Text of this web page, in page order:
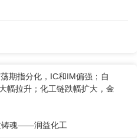
期指分化，IC和IM偏强；自
幅拉升；化工链跌幅扩大，金
铸魂——润益化工